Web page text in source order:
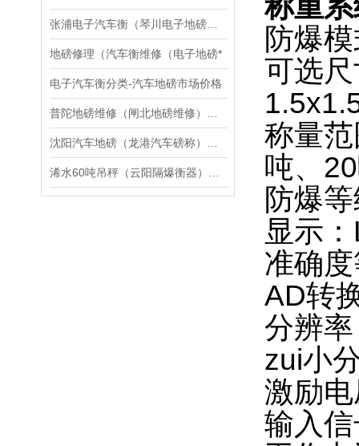
地磅修理（汽车衡维修（电子地磅*
电子汽车衡分类-汽车地磅市场价格
称重
防爆
可选
称量
吨、
防爆
显示
准确
AD转
分辨
zui小
激励
输入